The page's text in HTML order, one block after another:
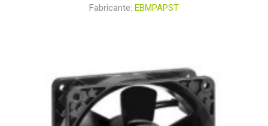
Fabricante: EBMPAPST